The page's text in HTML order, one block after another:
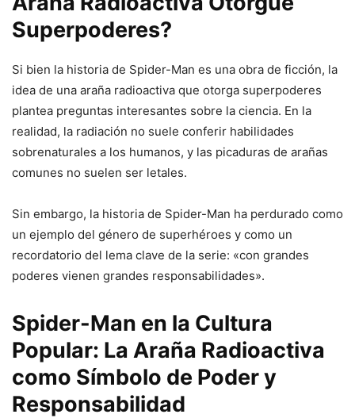
Superpoderes?
Si bien la historia de Spider-Man es una obra de ficción, la
idea de una araña radioactiva que otorga superpoderes
plantea preguntas interesantes sobre la ciencia. En la
realidad, la radiación no suele conferir habilidades
sobrenaturales a los humanos, y las picaduras de arañas
comunes no suelen ser letales.
Sin embargo, la historia de Spider-Man ha perdurado como
un ejemplo del género de superhéroes y como un
recordatorio del lema clave de la serie: «con grandes
poderes vienen grandes responsabilidades».
Spider-Man en la Cultura
Popular: La Araña Radioactiva
como Símbolo de Poder y
Responsabilidad